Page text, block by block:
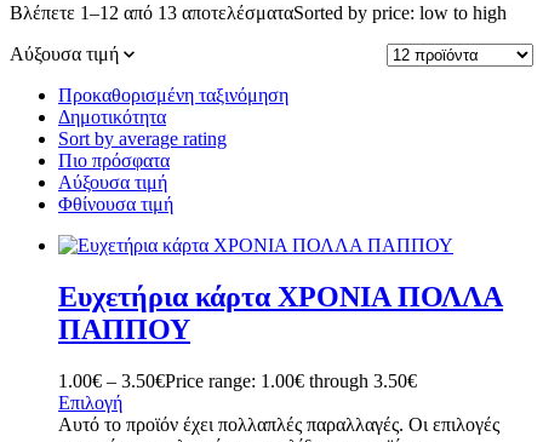
Βλέπετε 1–12 από 13 αποτελέσματαSorted by price: low to high
Αύξουσα τιμή
Προκαθορισμένη ταξινόμηση
Δημοτικότητα
Sort by average rating
Πιο πρόσφατα
Αύξουσα τιμή
Φθίνουσα τιμή
Ευχετήρια κάρτα ΧΡΟΝΙΑ ΠΟΛΛΑ
ΠΑΠΠΟΥ
1.00€ – 3.50€Price range: 1.00€ through 3.50€
Επιλογή
Αυτό το προϊόν έχει πολλαπλές παραλλαγές. Οι επιλογές